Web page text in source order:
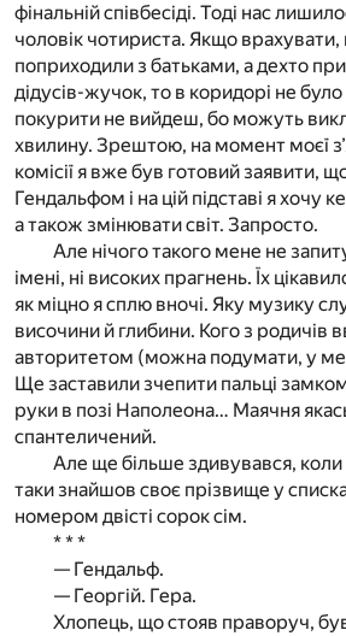
фінальній співбесіді. Тоді нас
чоловік чотириста. Якщо
поприходили з батьками, а дехто
дідусів-жучок, то в коридорі не
покурити не вийдеш, бо можуть
хвилину. Зрештою, на момент моєї
комісії я вже був готовий заявити,
Гендальфом і на цій підставі я хочу
а також змінювати світ. Запросто.
Але нічого такого мене не
імені, ні високих прагнень. Їх
як міцно я сплю вночі. Яку музику
височини й глибини. Кого з родичів
авторитетом (можна подумати, у
Ще заставили зчепити пальці
руки в позі Наполеона… Маячня
спантеличений.
Але ще більше здивувався, коли
таки знайшов своє прізвище у
номером двісті сорок сім.
* * *
— Гендальф.
— Георгій. Гера.
Хлопець, що стояв праворуч,